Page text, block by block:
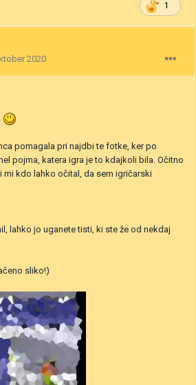
1
2020
pomagala pri najdbi te fotke, ker po
pojma, katera igra je to kdajkoli bila. Očitno
mi kdo lahko očital, da sem igričarski
lahko jo uganete tisti, ki ste že od nekdaj
sliko!)